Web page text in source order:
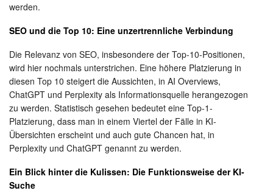
werden.
SEO und die Top 10: Eine unzertrennliche Verbindung
Die Relevanz von SEO, insbesondere der Top-10-Positionen,
wird hier nochmals unterstrichen. Eine höhere Platzierung in
diesen Top 10 steigert die Aussichten, in AI Overviews,
ChatGPT und Perplexity als Informationsquelle herangezogen
zu werden. Statistisch gesehen bedeutet eine Top-1-
Platzierung, dass man in einem Viertel der Fälle in KI-
Übersichten erscheint und auch gute Chancen hat, in
Perplexity und ChatGPT genannt zu werden.
Ein Blick hinter die Kulissen: Die Funktionsweise der KI-
Suche